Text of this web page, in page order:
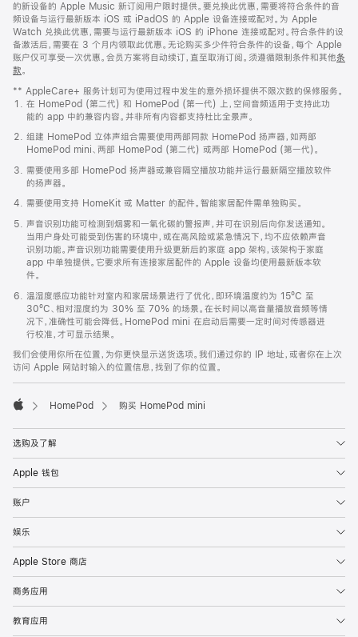
页
脚
的新设备的 Apple Music 新订阅用户限时提供。要兑换此优惠，需要将符合条件的音
频设备与运行最新版本 iOS 或 iPadOS 的 Apple 设备连接或配对。为 Apple
Watch 兑换此优惠，需要与运行最新版本 iOS 的 iPhone 连接或配对。符合条件的设
备激活后，需要在 3 个月内领取此优惠。无论购买多少件符合条件的设备，每个 Apple
账户仅可享受一次优惠。会员方案将自动续订，直至取消订阅。须遵循限制条件和其他条
款。
窗
口
中
打
开)
** AppleCare+ 服务计划可为使用过程中发生的意外损坏提供不限次数的保修服务。
在 HomePod (第二代) 和 HomePod (第一代) 上，空间音频适用于支持此功
能的 app 中的兼容内容。并非所有内容都支持杜比全景声。
组建 HomePod 立体声组合需要使用两部同款 HomePod 扬声器，如两部
HomePod mini、两部 HomePod (第二代) 或两部 HomePod (第一代)。
需要使用多部 HomePod 扬声器或兼容隔空播放功能并运行最新隔空播放软件
的扬声器。
需要使用支持 HomeKit 或 Matter 的配件。智能家居配件需单独购买。
声音识别功能可检测到烟雾和一氧化碳的警报声，并可在识别后向你发送通知。
当用户身处可能受到伤害的环境中，或在高风险或紧急情况下，均不应依赖声音
识别功能。声音识别功能需要使用升级更新后的家庭 app 架构，该架构于家庭
app 中单独提供。它要求所有连接家居配件的 Apple 设备均使用最新版本软
件。
温湿度感应功能针对室内和家居场景进行了优化，即环境温度约为 15ºC 至
30ºC、相对湿度约为 30% 至 70% 的场景。在长时间以高音量播放音频等情
况下，准确性可能会降低。HomePod mini 在启动后需要一定时间对传感器进
行校准，才可显示结果。
我们会使用你所在位置，为你更快显示送货选项。我们通过你的 IP 地址，或者你在上次
访问 Apple 网站时输入的位置信息，找到了你的位置。
HomePod 购买 HomePod mini
选购及了解
Apple 钱包
账户
娱乐
Apple Store 商店
商务应用
教育应用